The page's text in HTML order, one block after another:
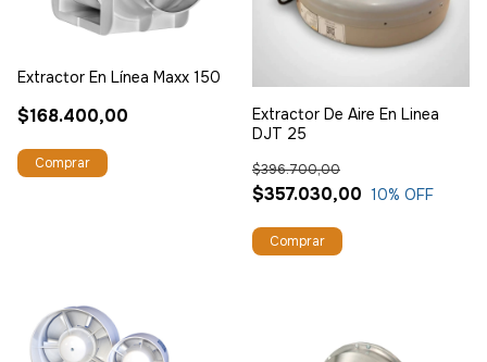
Extractor En Línea Maxx 150
$168.400,00
Extractor De Aire En Linea
DJT 25
$357.030,00
$396.700,00
10% OFF